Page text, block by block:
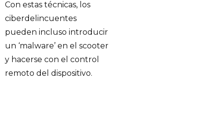
Con estas técnicas, los
ciberdelincuentes
pueden incluso introducir
un ‘malware’ en el scooter
y hacerse con el control
remoto del dispositivo.